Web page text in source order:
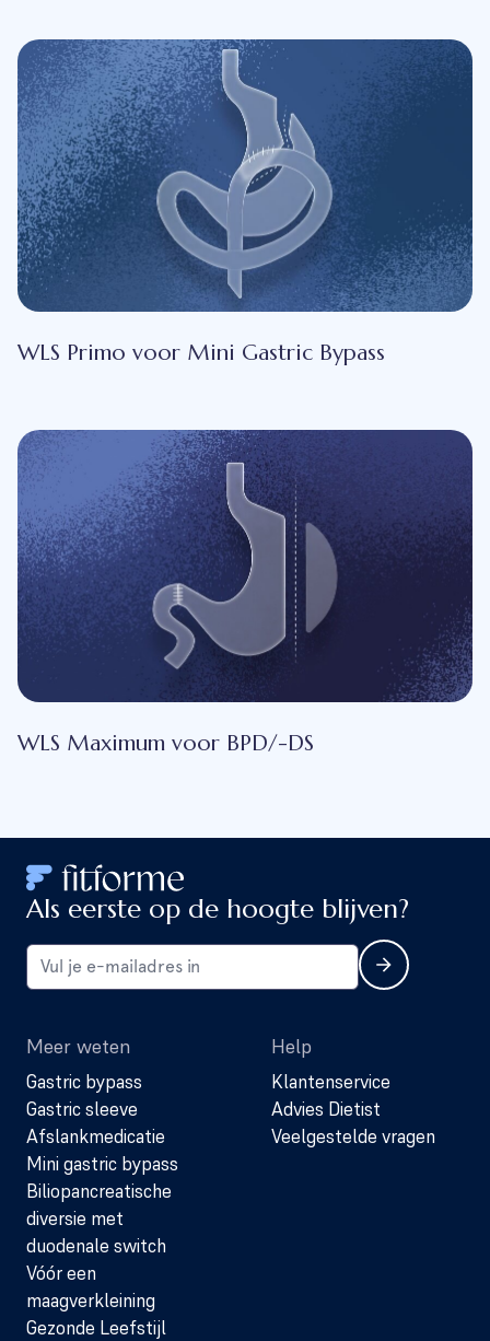
WLS Primo voor Mini Gastric Bypass
WLS Maximum voor BPD/-DS
Als eerste op de hoogte blijven?
Meer weten
Gastric bypass
Gastric sleeve
Afslankmedicatie
Mini gastric bypass
Biliopancreatische
diversie met
duodenale switch
Vóór een
maagverkleining
Gezonde Leefstijl
Help
Klantenservice
Advies Dietist
Veelgestelde vragen